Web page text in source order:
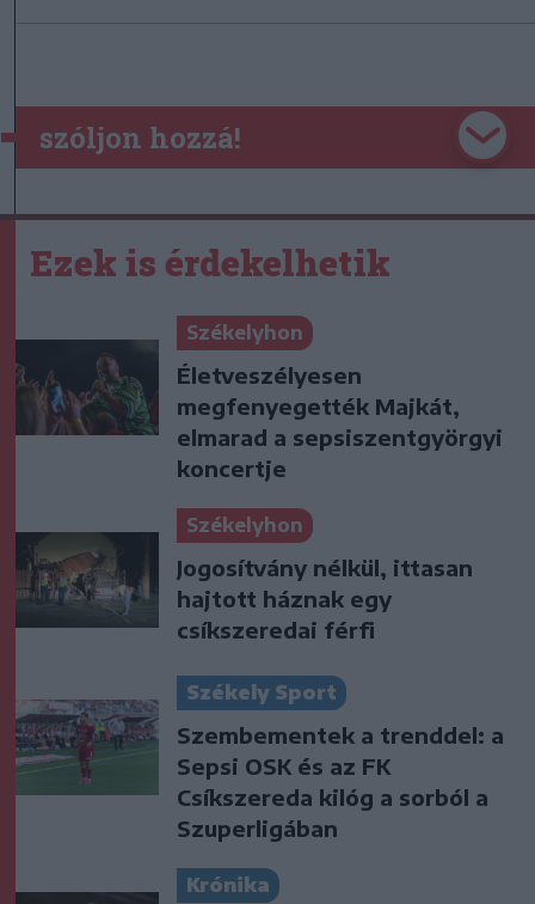
szóljon hozzá!
Ezek is érdekelhetik
Székelyhon
Életveszélyesen
megfenyegették Majkát,
elmarad a sepsiszentgyörgyi
koncertje
Székelyhon
Jogosítvány nélkül, ittasan
hajtott háznak egy
csíkszeredai férfi
Székely Sport
Szembementek a trenddel: a
Sepsi OSK és az FK
Csíkszereda kilóg a sorból a
Szuperligában
Krónika